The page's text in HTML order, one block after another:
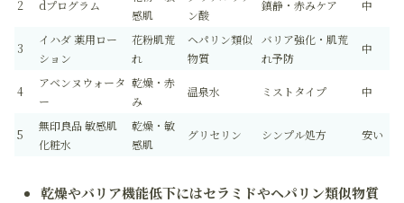
2 dプログラム
感肌
ン酸
鎮静・赤みケア 中
3
イハダ 薬用ロー
ション
花粉肌荒
れ
ヘパリン類似
物質
バリア強化・肌荒
れ予防
中
4
アベンヌウォータ
ー
乾燥・赤
み
温泉水 ミストタイプ 中
5
無印良品 敏感肌
化粧水
乾燥・敏
感肌
グリセリン シンプル処方 安い
乾燥やバリア機能低下にはセラミドやヘパリン類似物質